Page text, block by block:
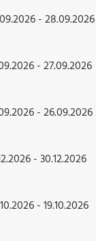
- 28.09.2026
- 27.09.2026
- 26.09.2026
- 30.12.2026
- 19.10.2026